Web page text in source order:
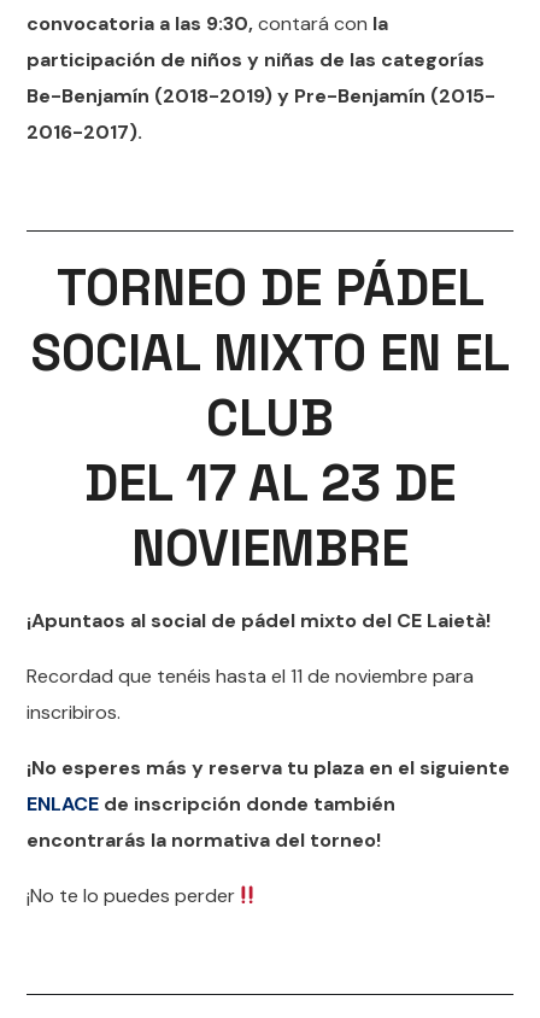
convocatoria a las 9:30,contará con la
participación de niños y niñas de las categorías
Be-Benjamín (2018-2019) y Pre-Benjamín (2015-
2016-2017).
TORNEO DE PÁDEL
SOCIAL MIXTO EN EL
CLUB
DEL 17 AL 23 DE
NOVIEMBRE
¡Apuntaos al social de pádel mixto del CE Laietà!
Recordad que tenéis hasta el 11 de noviembre para
inscribiros.
¡No esperes más y reserva tu plaza en el siguiente
ENLACE de inscripción donde también
encontrarás la normativa del torneo!
¡No te lo puedes perder